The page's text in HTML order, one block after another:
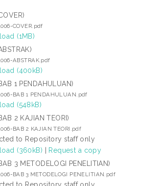
COVER.pdf
(1MB)
ABSTRAK.pdf
(400kB)
1 PENDAHULUAN)
BAB 1 PENDAHULUAN.pdf
(548kB)
2 KAJIAN TEORI)
BAB 2 KAJIAN TEORI.pdf
to Repository staff only
(360kB) | Request a copy
3 METODELOGI PENELITIAN)
BAB 3 METODELOGI PENELITIAN.pdf
to Repository staff only